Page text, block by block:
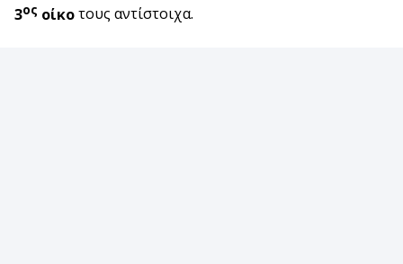
3ος οίκοτους αντίστοιχα.